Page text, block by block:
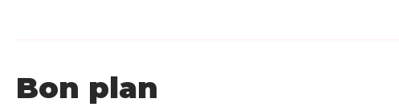
Bon plan